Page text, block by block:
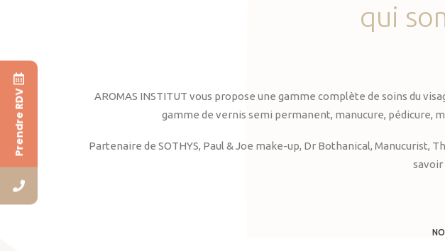
qui
AROMAS INSTITUT vous propose une gamme complète de soins du
gamme de vernis semi permanent, manucure, pédicure,
Partenaire de SOTHYS, Paul & Joe make-up, Dr Bothanical,
Prendre RDV